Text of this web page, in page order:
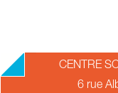
2018-
CENTRE
6 rue